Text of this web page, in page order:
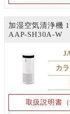
加湿空気清浄機
AAP-SH30A-W
カ
取扱説明書（